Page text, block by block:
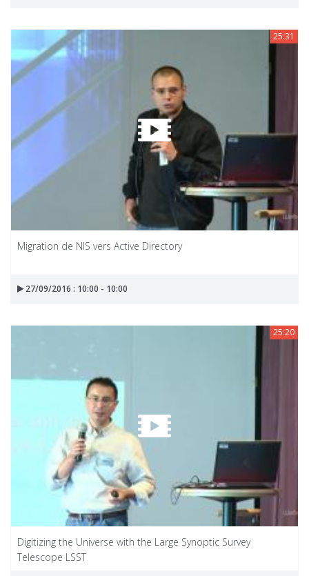
25:31
Migration de NIS vers Active Directory
27/09/2016 : 10:00 - 10:00
25:20
Digitizing the Universe with the Large Synoptic Survey
Telescope LSST